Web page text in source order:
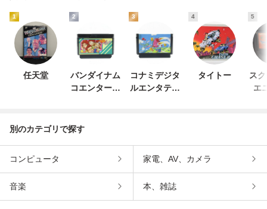
1
任天堂
2
バンダイナム
コエンターテ
3
コナミデジタ
ルエンタテイ
4
タイトー
5
ス
エ
別のカテゴリで探す
コンピュータ 家電、AV、カメラ
音楽 本、雑誌